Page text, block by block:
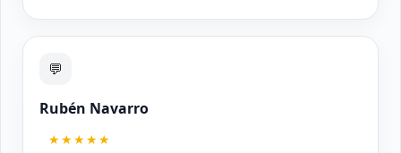
💬
Rubén Navarro
★★★★★